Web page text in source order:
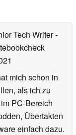
Tech Writer-
mich schon in
als ich zu
PC-Bereich
Übertakten
einfach dazu.